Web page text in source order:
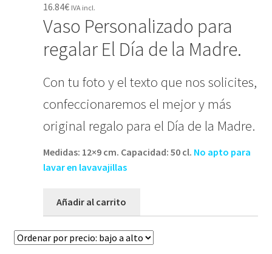
16.84€ IVA incl.
Vaso Personalizado para
regalar El Día de la Madre.
Con tu foto y el texto que nos solicites,
confeccionaremos el mejor y más
original regalo para el Día de la Madre.
Medidas: 12×9 cm. Capacidad: 50 cl. No apto para
lavar en lavavajillas
Añadir al carrito